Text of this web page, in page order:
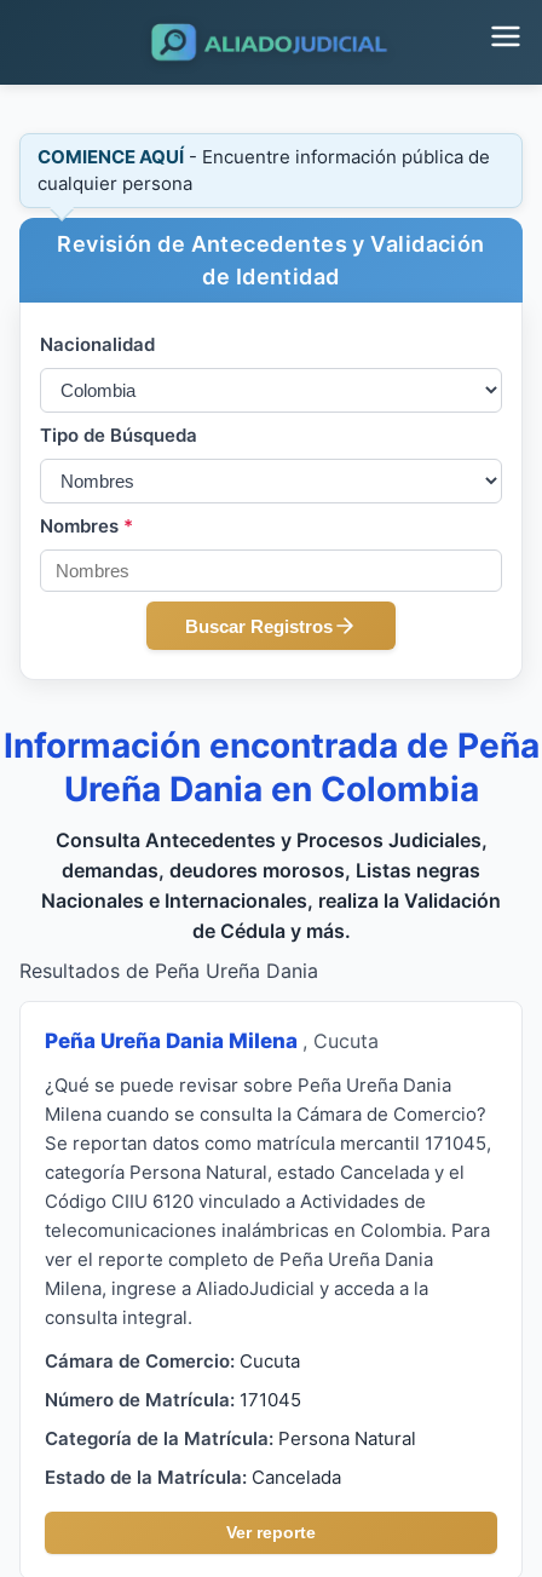
COMIENCE AQUÍ - Encuentre información pública de
cualquier persona
Revisión de Antecedentes y Validación
de Identidad
Nacionalidad
Tipo de Búsqueda
Nombres *
Buscar Registros
Información encontrada de Peña
Ureña Dania en Colombia
Consulta Antecedentes y Procesos Judiciales,
demandas, deudores morosos, Listas negras
Nacionales e Internacionales, realiza la Validación
de Cédula y más.
Resultados de Peña Ureña Dania
Peña Ureña Dania Milena , Cucuta
¿Qué se puede revisar sobre Peña Ureña Dania
Milena cuando se consulta la Cámara de Comercio?
Se reportan datos como matrícula mercantil 171045,
categoría Persona Natural, estado Cancelada y el
Código CIIU 6120 vinculado a Actividades de
telecomunicaciones inalámbricas en Colombia. Para
ver el reporte completo de Peña Ureña Dania
Milena, ingrese a AliadoJudicial y acceda a la
consulta integral.
Cámara de Comercio: Cucuta
Número de Matrícula: 171045
Categoría de la Matrícula: Persona Natural
Estado de la Matrícula: Cancelada
Ver reporte